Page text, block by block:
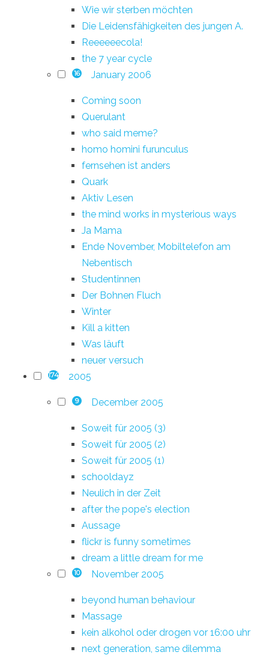
Wie wir sterben möchten
Die Leidensfähigkeiten des jungen A.
Reeeeeecola!
the 7 year cycle
16 January 2006
Coming soon
Querulant
who said meme?
homo homini furunculus
fernsehen ist anders
Quark
Aktiv Lesen
the mind works in mysterious ways
Ja Mama
Ende November, Mobiltelefon am
Nebentisch
Studentinnen
Der Bohnen Fluch
Winter
Kill a kitten
Was läuft
neuer versuch
174 2005
9 December 2005
Soweit für 2005 (3)
Soweit für 2005 (2)
Soweit für 2005 (1)
schooldayz
Neulich in der Zeit
after the pope's election
Aussage
flickr is funny sometimes
dream a little dream for me
10 November 2005
beyond human behaviour
Massage
kein alkohol oder drogen vor 16:00 uhr
next generation, same dilemma